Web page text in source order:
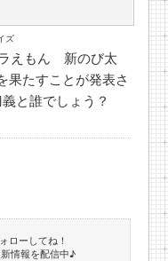
ズ
えもん 新のび太
果たすことが発表さ
と誰でしょう？
ローしてね！
情報を配信中♪